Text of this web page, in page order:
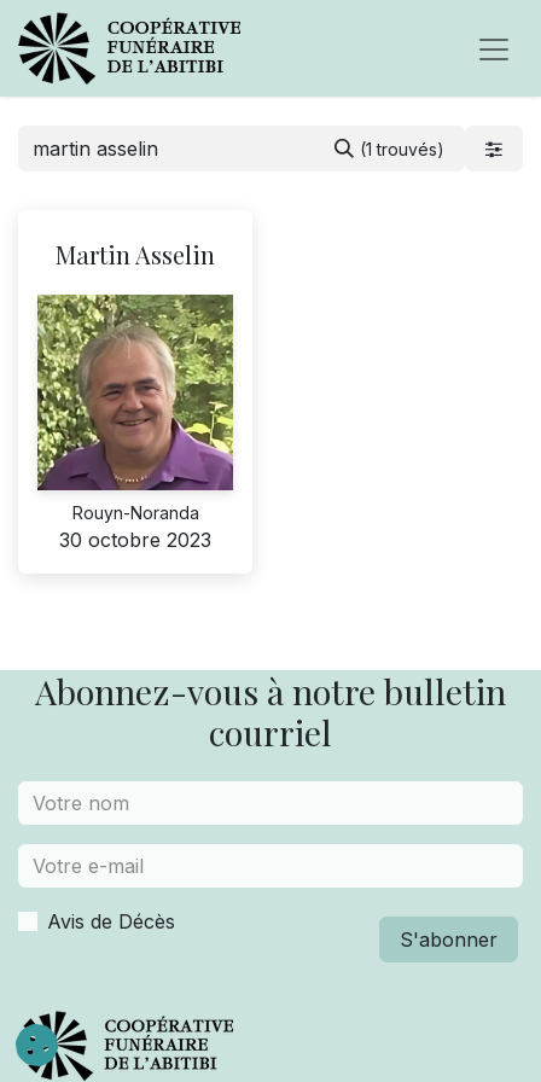
(1 trouvés)
Martin Asselin
Rouyn-Noranda
30 octobre 2023
Abonnez-vous à notre bulletin
courriel
Avis de Décès
S'abonner